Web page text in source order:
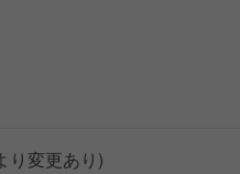
り変更あり)